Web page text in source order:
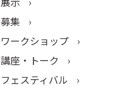
募集
ワークショップ
講座・トーク
フェスティバル